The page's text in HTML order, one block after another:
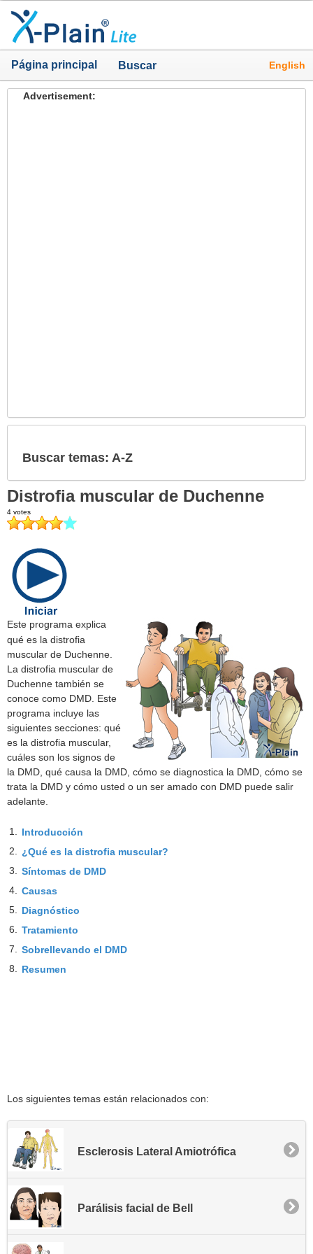
Página principal Buscar English
Advertisement:
Buscar temas: A-Z
Distrofia muscular de Duchenne
Este programa explica
qué es la distrofia
muscular de Duchenne.
La distrofia muscular de
Duchenne también se
conoce como DMD. Este
programa incluye las
siguientes secciones: qué
es la distrofia muscular,
cuáles son los signos de
la DMD, qué causa la DMD, cómo se diagnostica la DMD, cómo se
trata la DMD y cómo usted o un ser amado con DMD puede salir
adelante.
1. Introducción
2. ¿Qué es la distrofia muscular?
3. Síntomas de DMD
4. Causas
5. Diagnóstico
6. Tratamiento
7. Sobrellevando el DMD
8. Resumen
Los siguientes temas están relacionados con:
Esclerosis Lateral Amiotrófica
Parálisis facial de Bell